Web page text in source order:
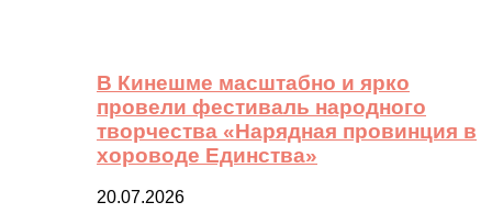
В Кинешме масштабно и ярко
провели фестиваль народного
творчества «Нарядная провинция в
хороводе Единства»
20.07.2026